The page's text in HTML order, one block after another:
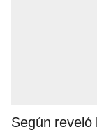
Según reveló